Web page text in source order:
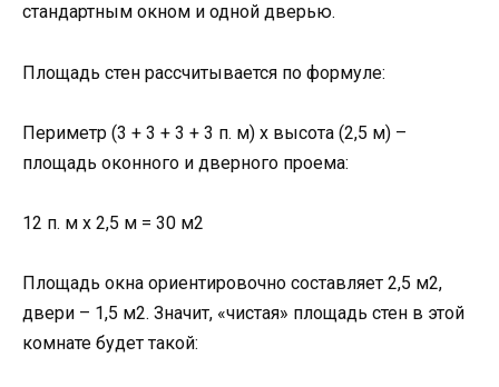
стандартным окном и одной дверью.
Площадь стен рассчитывается по формуле:
Периметр (3 + 3 + 3 + 3 п. м) х высота (2,5 м) –
площадь оконного и дверного проема:
12 п. м х 2,5 м = 30 м2
Площадь окна ориентировочно составляет 2,5 м2,
двери – 1,5 м2. Значит, «чистая» площадь стен в этой
комнате будет такой: